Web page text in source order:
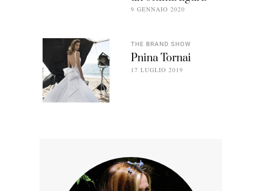
9 GENNAIO 2020
THE BRAND SHOW
Pnina Tornai
17 LUGLIO 2019